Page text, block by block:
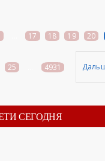
17 18 19 20
25 4931
СЕГОДНЯ